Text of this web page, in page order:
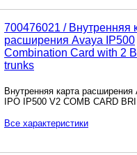
700476021 / Внутренняя
расширения Avaya
IP500
Combination Card with 2
trunks
Внутренняя карта расширения
IPO IP500 V2 COMB CARD BRI
Все характеристики